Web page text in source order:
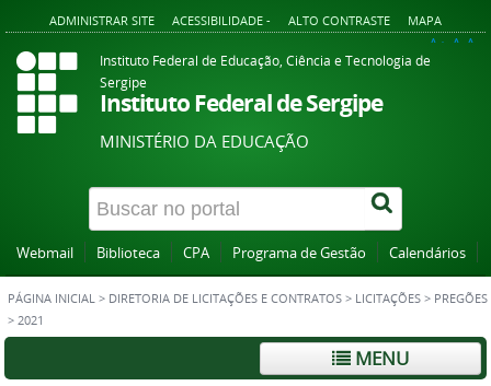
ADMINISTRAR SITE ACESSIBILIDADE - ALTO CONTRASTE MAPA
A+ A A-
Instituto Federal de Educação, Ciência e Tecnologia de
Sergipe
Instituto Federal de Sergipe
MINISTÉRIO DA EDUCAÇÃO
Webmail Biblioteca CPA Programa de Gestão Calendários
PÁGINA INICIAL > DIRETORIA DE LICITAÇÕES E CONTRATOS > LICITAÇÕES > PREGÕES
> 2021
MENU